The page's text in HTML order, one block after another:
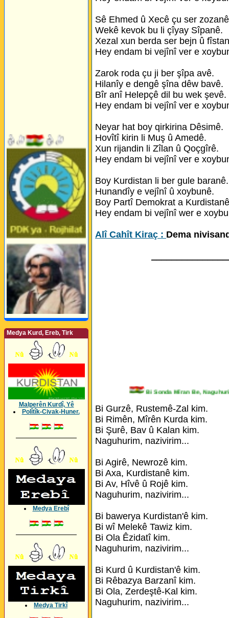
Medya Kurd, Ereb, Tirk
Malperên Kurdî, Yê
Polîtîk-Civak-Huner.
Medya Erebî
Medya Tirkî
Sê Ehmed û Xecê çu ser
Wekê kevok bu li çîyay Sîpanê.
Xezal xun berda ser bejn û
Hey endam bi vejînî ver e
Zarok roda çu ji ber şîpa avê.
Hilanîy e dengê şîna dêw bavê.
Bîr anî Helepçê dil bu wek şevê.
Hey endam bi vejînî ver e
Neyar hat boy qirkirina Dêsimê.
Hovîtî kirin li Muş û Amedê.
Xun rijandin li Zîlan û Qoçgîrê.
Hey endam bi vejînî ver e
Boy Kurdistan li ber gule baranê.
Hunandîy e vejînî û xoybunê.
Boy Partî Demokrat a
Hey endam bi vejînî wer e
Alî Cahît Kiraç : Dema
Bi Sonda Mîran Be,
Bi Gurzê, Rustemê-Zal kim.
Bi Rimên, Mîrên Kurda kim.
Bi Şurê, Bav û Kalan kim.
Naguhurim, nazivirim...
Bi Agirê, Newrozê kim.
Bi Axa, Kurdistanê kim.
Bi Av, Hîvê û Rojê kim.
Naguhurim, nazivirim...
Bi bawerya Kurdistan'ê kim.
Bi wî Melekê Tawiz kim.
Bi Ola Êzidatî kim.
Naguhurim, nazivirim...
Bi Kurd û Kurdistan'ê kim.
Bi Rêbazya Barzanî kim.
Bi Ola, Zerdeştê-Kal kim.
Naguhurim, nazivirim...